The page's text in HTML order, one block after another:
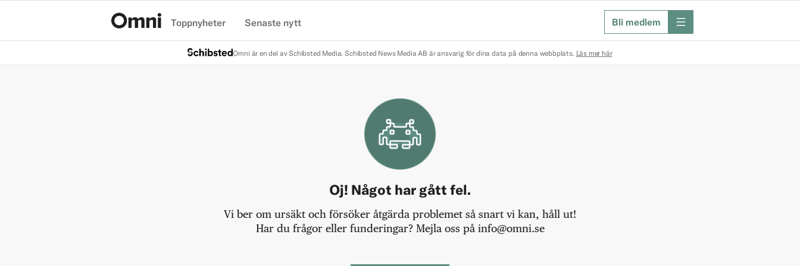
Toppnyheter Senaste nytt Bli medlem meny
Omni är en del av Schibsted Media. Schibsted News Media AB är ansvarig för dina data på denna webbplats. Läs mer här
Oj! Något har gått fel.
Vi ber om ursäkt och försöker åtgärda problemet så snart vi kan, håll ut!
Har du frågor eller funderingar? Mejla oss på info@omni.se